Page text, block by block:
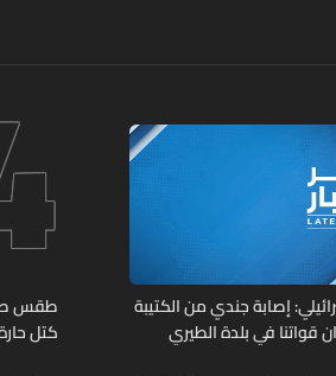
إصابة جندي من الكتيبة
607 بنيران قواتنا في بلدة الطيري
طقس
كتل